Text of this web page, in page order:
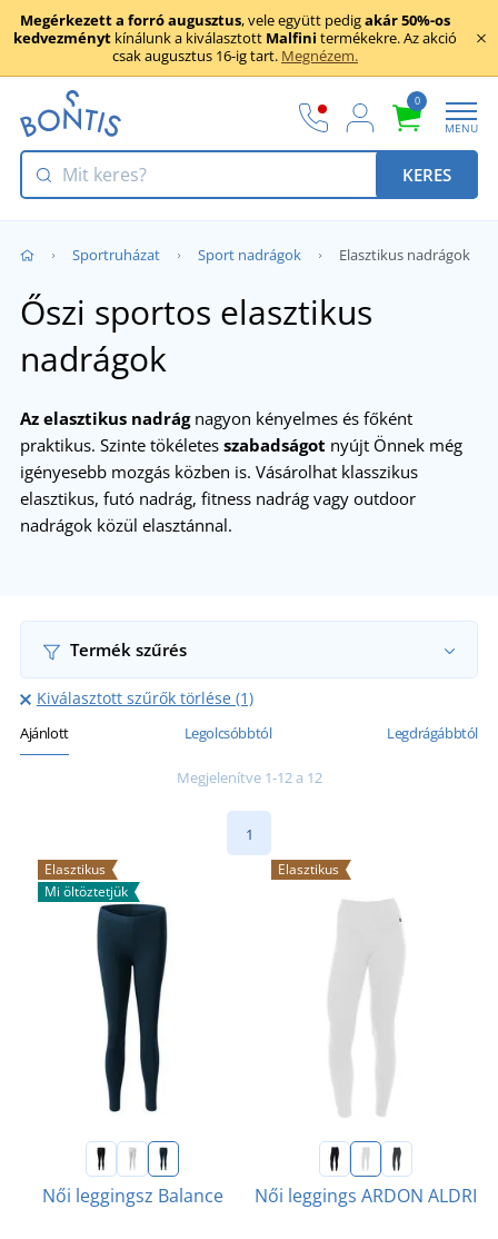
Megérkezett a forró augusztus, vele együtt pedigakár 50%-os
kedvezményt kínálunk a kiválasztott Malfini termékekre. Az akció
csak augusztus 16-ig tart. Megnézem.
0
MENU
KERES
Sportruházat Sport nadrágok Elasztikus nadrágok
Őszi sportos elasztikus
nadrágok
Az elasztikus nadrágnagyon kényelmes és főként
praktikus. Szinte tökéletes szabadságot nyújt Önnek még
igényesebb mozgás közben is. Vásárolhat klasszikus
elasztikus, futó nadrág, fitness nadrág vagy outdoor
nadrágok közül elasztánnal.
Termék szűrés
Kiválasztott szűrők törlése (1)
Ajánlott Legolcsóbbtól Legdrágábbtól
Megjelenítve 1-12 a 12
1
Elasztikus
Mi öltöztetjük
Női leggingsz Balance
Elasztikus
Női leggings ARDON ALDRI